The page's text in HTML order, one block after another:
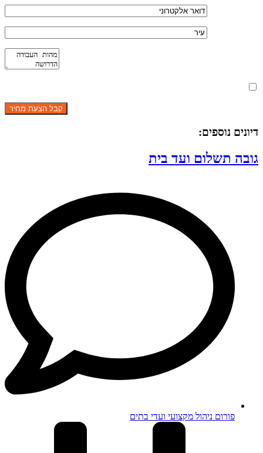
דיונים נוספים:
גובה תשלום ועד בית
פורום ניהול מקצועי ועדי בתים